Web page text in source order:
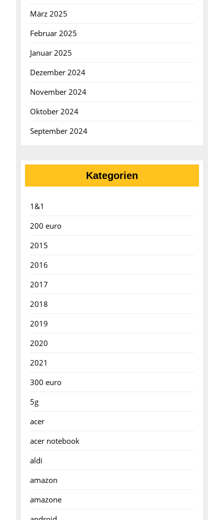
März 2025
Februar 2025
Januar 2025
Dezember 2024
November 2024
Oktober 2024
September 2024
Kategorien
1&1
200 euro
2015
2016
2017
2018
2019
2020
2021
300 euro
5g
acer
acer notebook
aldi
amazon
amazone